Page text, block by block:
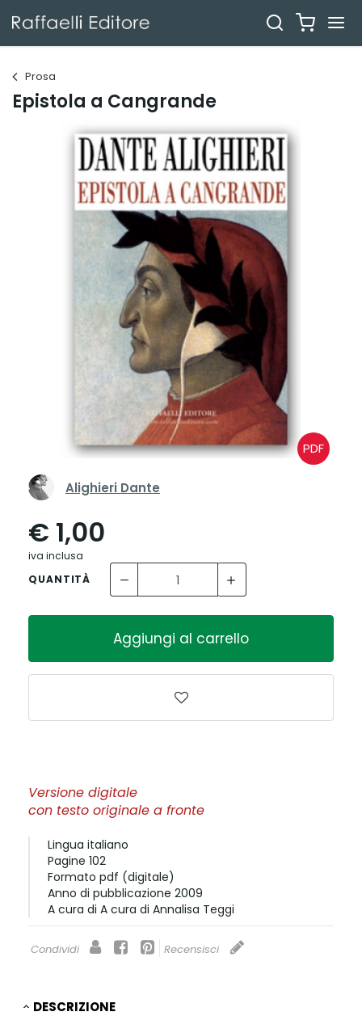
Prosa
Epistola a Cangrande
PDF
Alighieri Dante
€ 1,00
iva inclusa
QUANTITÀ
Aggiungi al carrello
Versione digitale
con testo originale a fronte
Lingua italiano
Pagine 102
Formato pdf (digitale)
Anno di pubblicazione 2009
A cura di A cura di Annalisa Teggi
Condividi Recensisci
DESCRIZIONE